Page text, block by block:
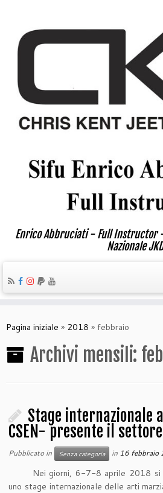
Enrico Abbruciati - Full Instructor
Nazionale JKD
Pagina iniziale » 2018 » febbraio
Archivi mensili:
Stage internazionale
CSEN- presente il
Pubblicato in Senza categoria in 16 febbraio
Nei giorni, 6-7-8 aprile 2018 si
uno stage internazionale delle arti